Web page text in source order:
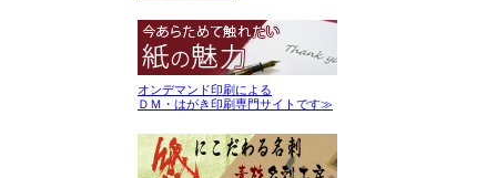
オンデマンド印刷による
ＤＭ・はがき印刷専門サイトです≫